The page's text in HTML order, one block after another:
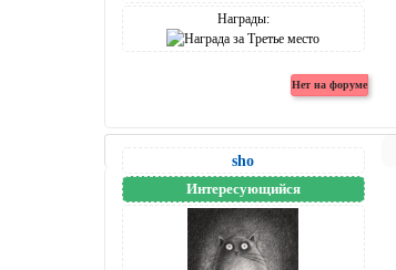
Награды:
sho
Интересующийся